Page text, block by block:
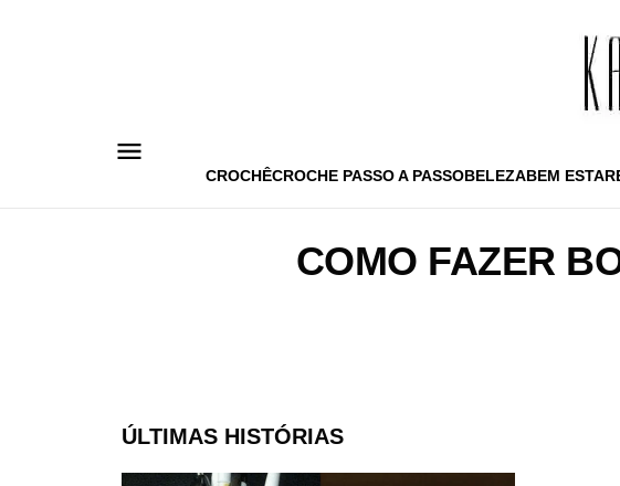
CROCHÊCROCHE PASSO A PASSOBELEZABEM ESTAR
COMO FAZER
ÚLTIMAS HISTÓRIAS